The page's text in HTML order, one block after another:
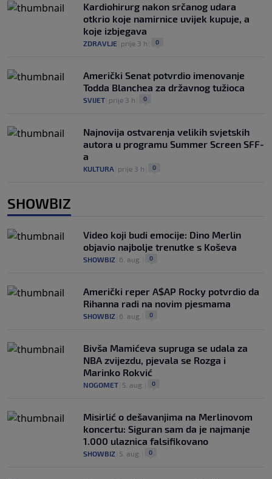
Kardiohirurg nakon srčanog udara
otkrio koje namirnice uvijek kupuje, a
koje izbjegava
ZDRAVLJE prije 3 h 0
Američki Senat potvrdio imenovanje
Todda Blanchea za državnog tužioca
SVIJET prije 3 h 0
Najnovija ostvarenja velikih svjetskih
autora u programu Summer Screen SFF-
a
KULTURA prije 3 h 0
SHOWBIZ
Video koji budi emocije: Dino Merlin
objavio najbolje trenutke s Koševa
SHOWBIZ 6. aug. 0
Američki reper A$AP Rocky potvrdio da
Rihanna radi na novim pjesmama
SHOWBIZ 6. aug. 0
Bivša Mamićeva supruga se udala za
NBA zvijezdu, pjevala se Rozga i
Marinko Rokvić
NOGOMET 5. aug. 0
Misirlić o dešavanjima na Merlinovom
koncertu: Siguran sam da je najmanje
1.000 ulaznica falsifikovano
SHOWBIZ 5. aug. 0